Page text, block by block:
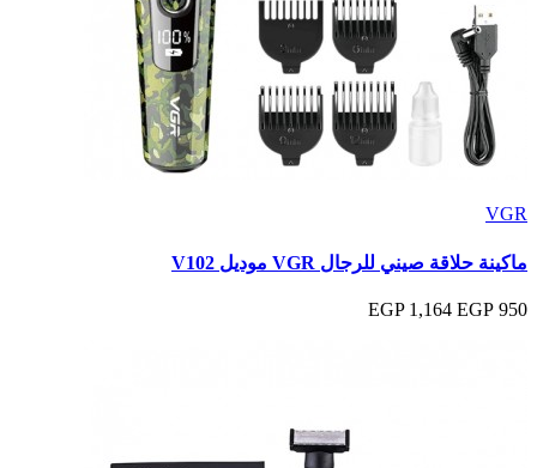
VGR
ماكينة حلاقة صيني للرجال VGR موديل V102
950 EGP
1,164 EGP